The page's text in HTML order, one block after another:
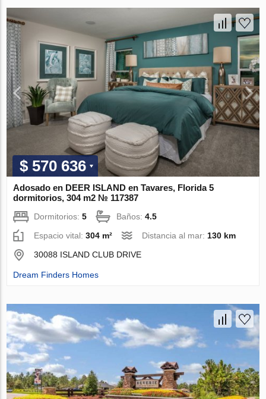
$ 570 636
Adosado en DEER ISLAND en Tavares, Florida 5
dormitorios, 304 m2 № 117387
Dormitorios:5 Baños:4.5
Espacio vital:304 m² Distancia al mar: 130 km
30088 ISLAND CLUB DRIVE
Dream Finders Homes